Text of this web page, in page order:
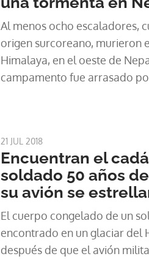
Al menos ocho escaladores,
origen surcoreano, murieron
Himalaya, en el oeste de
campamento fue arrasado
21 JUL 2018
Encuentran el
soldado 50 años
su avión se
El cuerpo congelado de un
encontrado en un glaciar del
después de que el avión